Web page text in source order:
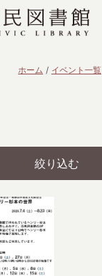
ホーム イベント一覧
絞り込む